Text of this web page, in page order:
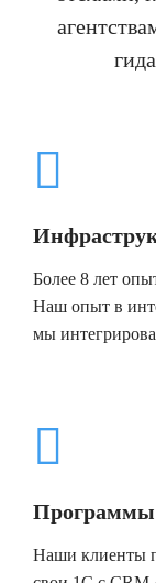
Более 8 лет
Наш опыт в
мы
Наши клиенты